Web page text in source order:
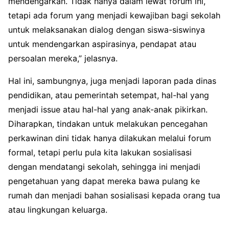
tetapi ada forum yang menjadi kewajiban bagi sekolah
untuk melaksanakan dialog dengan siswa-siswinya
untuk mendengarkan aspirasinya, pendapat atau
persoalan mereka,” jelasnya.
Hal ini, sambungnya, juga menjadi laporan pada dinas
pendidikan, atau pemerintah setempat, hal-hal yang
menjadi issue atau hal-hal yang anak-anak pikirkan.
Diharapkan, tindakan untuk melakukan pencegahan
perkawinan dini tidak hanya dilakukan melalui forum
formal, tetapi perlu pula kita lakukan sosialisasi
dengan mendatangi sekolah, sehingga ini menjadi
pengetahuan yang dapat mereka bawa pulang ke
rumah dan menjadi bahan sosialisasi kepada orang tua
atau lingkungan keluarga.